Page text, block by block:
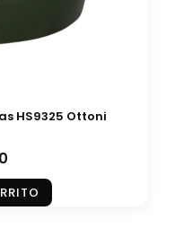
HS9325 Ottoni